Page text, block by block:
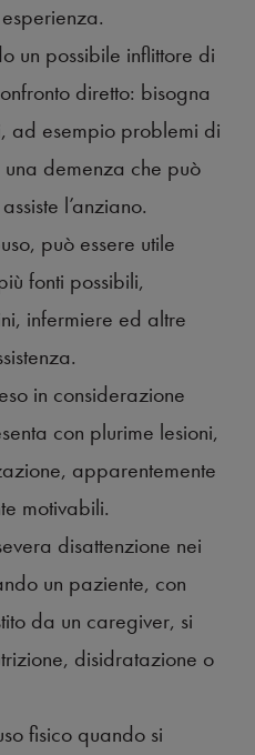
un possibile inflittore di
diretto: bisogna
ad esempio problemi di
demenza che può
l’anziano.
può essere utile
fonti possibili,
infermiere ed altre
in considerazione
con plurime lesioni,
apparentemente
motivabili.
disattenzione nei
un paziente, con
da un caregiver, si
disidratazione o
fisico quando si